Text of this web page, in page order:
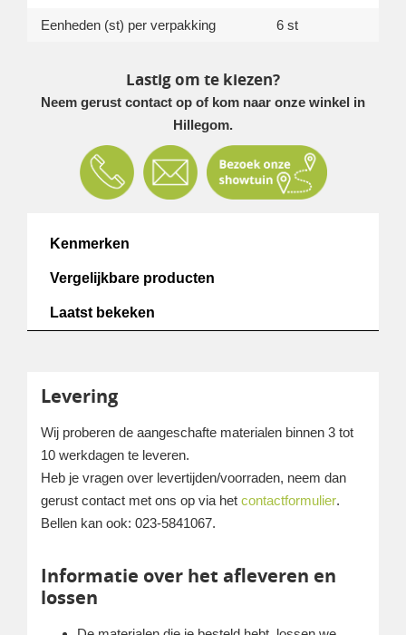
Eenheden (st) per verpakking 6 st
Lastig om te kiezen?
Neem gerust contact op of kom naar onze winkel in
Hillegom.
Kenmerken
Vergelijkbare producten
Laatst bekeken
Levering
Wij proberen de aangeschafte materialen binnen 3 tot
10 werkdagen te leveren.
Heb je vragen over levertijden/voorraden, neem dan
gerust contact met ons op via het contactformulier.
Bellen kan ook: 023-5841067.
Informatie over het afleveren en
lossen